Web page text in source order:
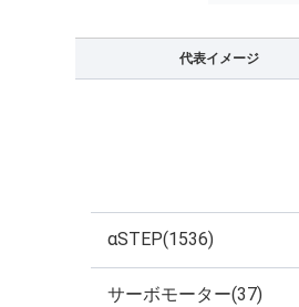
代表イメージ
αSTEP(1536)
サーボモーター(37)